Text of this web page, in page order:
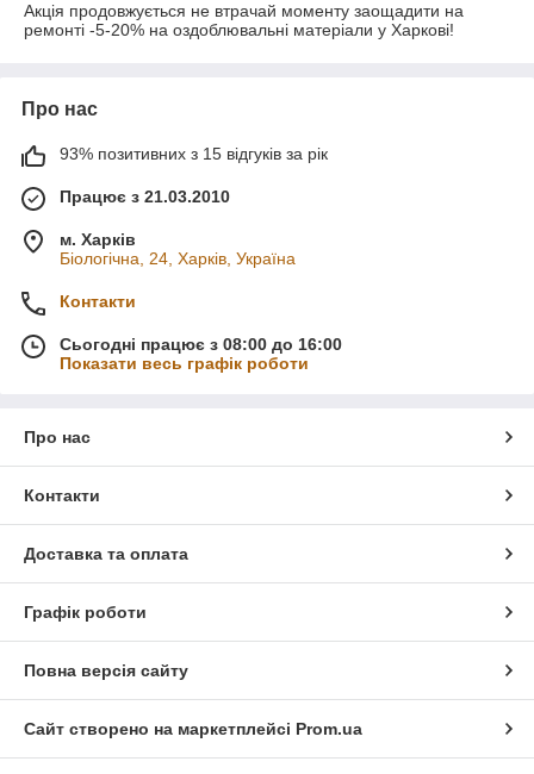
Акція продовжується не втрачай моменту заощадити на
ремонті -5-20% на оздоблювальні матеріали у Харкові!
Про нас
93% позитивних з 15 відгуків за рік
Працює з 21.03.2010
м. Харків
Біологічна, 24, Харків, Україна
Контакти
Сьогодні працює з 08:00 до 16:00
Показати весь графік роботи
Про нас
Контакти
Доставка та оплата
Графік роботи
Повна версія сайту
Сайт створено на маркетплейсі Prom.ua